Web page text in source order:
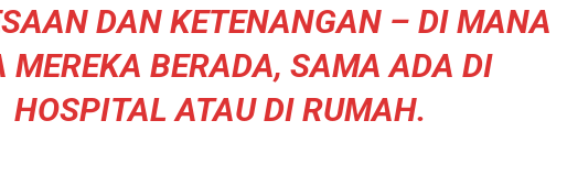
DAN KETENANGAN – DI MANA
MEREKA BERADA, SAMA ADA DI
HOSPITAL ATAU DI RUMAH.